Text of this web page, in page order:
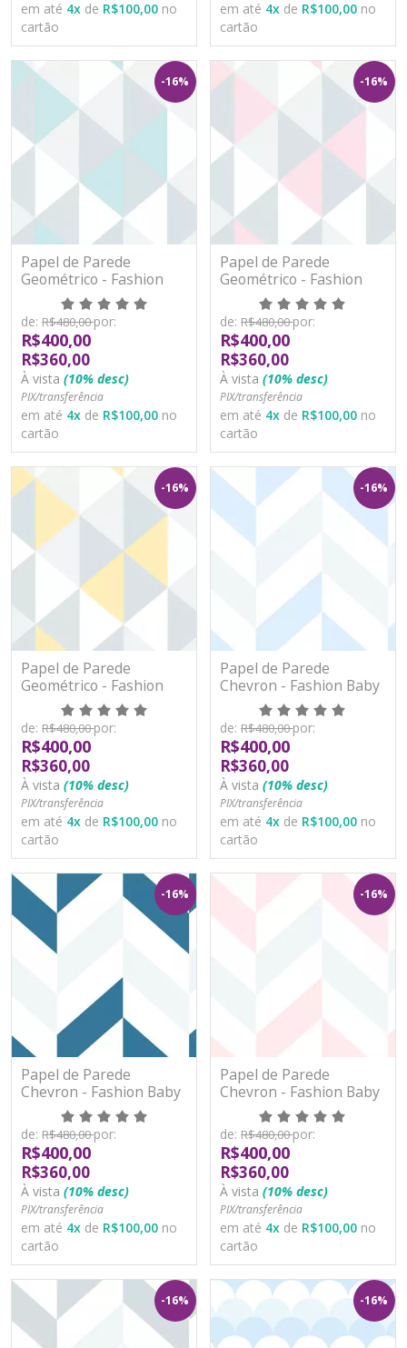
em até 4x de R$100,00 no
cartão
em até 4x de R$100,00 no
cartão
-16%
Papel de Parede
Geométrico - Fashion
Baby II - BF547 - Vinílico
de: R$480,00por:
R$400,00
R$360,00
À vista (10% desc)
PIX/transferência
em até 4x de R$100,00 no
cartão
-16%
Papel de Parede
Geométrico - Fashion
Baby II - BF548 - Vinílico
de: R$480,00por:
R$400,00
R$360,00
À vista (10% desc)
PIX/transferência
em até 4x de R$100,00 no
cartão
-16%
Papel de Parede
Geométrico - Fashion
Baby II - BF549 - Vinílico
de: R$480,00por:
R$400,00
R$360,00
À vista (10% desc)
PIX/transferência
em até 4x de R$100,00 no
cartão
-16%
Papel de Parede
Chevron - Fashion Baby
II - BF550 - Vinílico
de: R$480,00por:
R$400,00
R$360,00
À vista (10% desc)
PIX/transferência
em até 4x de R$100,00 no
cartão
-16%
Papel de Parede
Chevron - Fashion Baby
II - BF551 - Vinílico
de: R$480,00por:
R$400,00
R$360,00
À vista (10% desc)
PIX/transferência
em até 4x de R$100,00 no
cartão
-16%
Papel de Parede
Chevron - Fashion Baby
II - BF552 - Vinílico
de: R$480,00por:
R$400,00
R$360,00
À vista (10% desc)
PIX/transferência
em até 4x de R$100,00 no
cartão
-16% -16%